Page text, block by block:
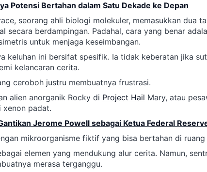
Potensi Bertahan dalam Satu Dekade ke Depan
seorang ahli biologi molekuler, memasukkan dua
secara berdampingan. Padahal, cara yang benar
untuk menjaga keseimbangan.
keluhan ini bersifat spesifik. Ia tidak keberatan jika
kelancaran cerita.
ceroboh justru membuatnya frustrasi.
alien anorganik Rocky di Project Hail Mary, atau
xenon padat.
Jerome Powell sebagai Ketua Federal
mikroorganisme fiktif yang bisa bertahan di ruang
elemen yang mendukung alur cerita. Namun,
merasa terganggu.